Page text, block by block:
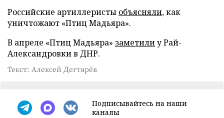
Российские артиллеристы объясняли, как
уничтожают «Птиц Мадьяра».
В апреле «Птиц Мадьяра» заметилиу Рай-
Александровки в ДНР.
Текст: Алексей Дегтярёв
Подписывайтесь на наши
каналы